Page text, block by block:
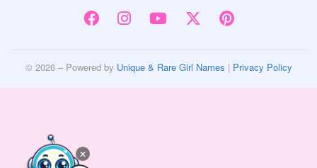
© 2026 – Powered by Unique & Rare Girl Names | Privacy Policy